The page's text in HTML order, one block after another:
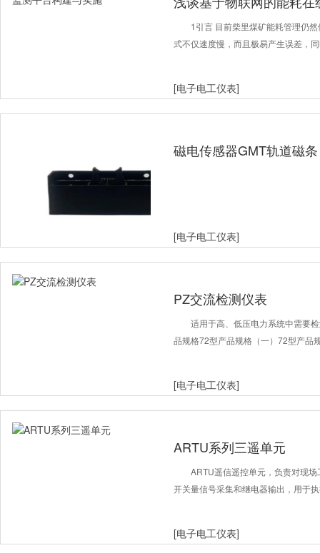
1引言 目前柴里煤矿能耗管理仍
式不仅速度慢，而且极易产生误差，
[电子电工仪表]
磁电传感器GMT轨道磁
[电子电工仪表]
PZ交流检测仪表
适用于高、低压电力系统中需要
品规格72型产品规格（一）72型产品
[电子电工仪表]
ARTU系列三遥单元
ARTU遥信遥控单元，负责对现
开关量信号采集和继电器输出，用于
[电子电工仪表]